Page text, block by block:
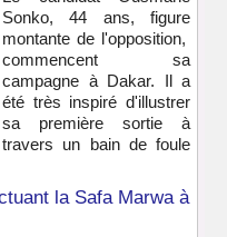
Sonko, 44 ans, figure
montante de l'opposition,
commencent sa
campagne à Dakar. Il a
été très inspiré d'illustrer
sa première sortie à
travers un bain de foule
la Safa Marwa à